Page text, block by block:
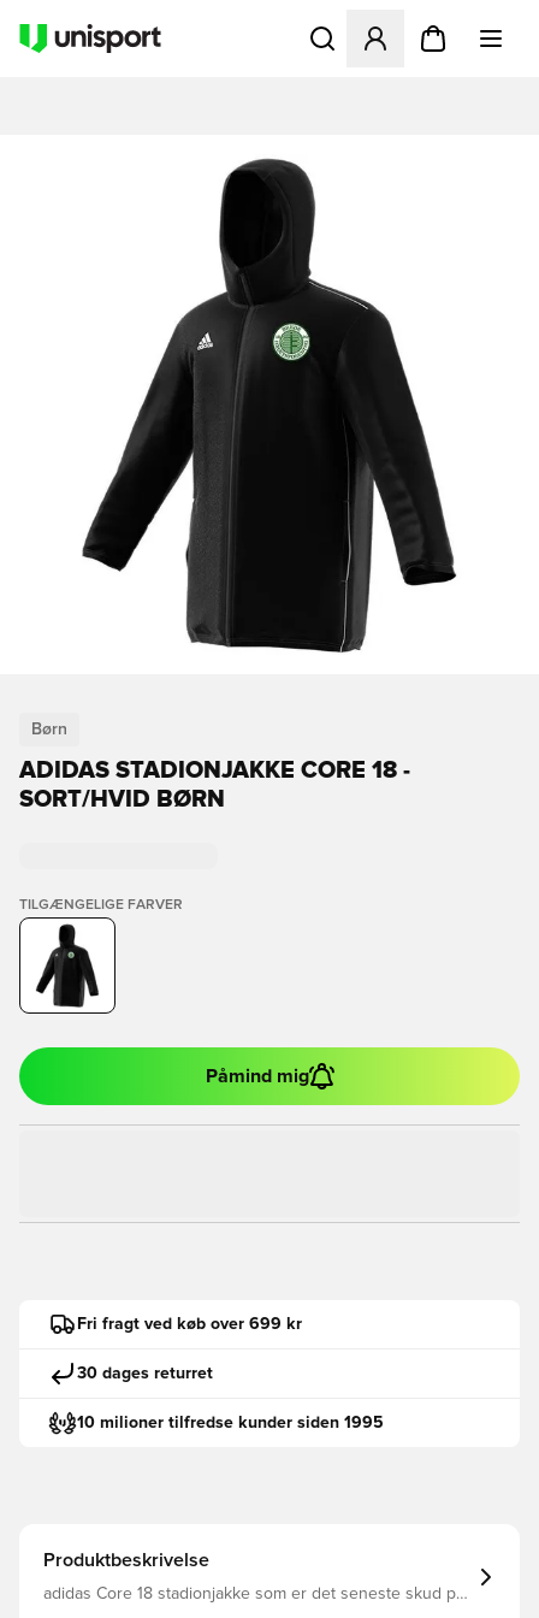
Åbner en Modal til at
Børn
ADIDAS STADIONJAKKE CORE 18 -
SORT/HVID BØRN
TILGÆNGELIGE FARVER
Påmind mig
Fri fragt ved køb over 699 kr
30 dages returret
10 milioner tilfredse kunder siden 1995
Produktbeskrivelse
adidas Core 18 stadionjakke som er det seneste skud på